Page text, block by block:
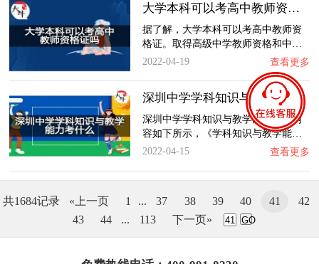
大学本科可以考高中教师资格证吗？
据了解，大学本科可以考高中教师资
格证。取得高级中学教师资格和中…
2022-04-19
查看更多
深圳中学学科知识与教学能力考什么？
深圳中学学科知识与教学能力考试内
容如下所示，《学科知识与教学能…
2022-04-15
查看更多
共1684记录 «上一页 1 ... 37 38 39 40 41
42
43
44 ... 113 下一页» GO